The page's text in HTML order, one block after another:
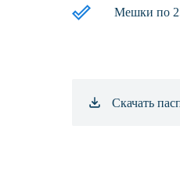
Мешки по
Скачать